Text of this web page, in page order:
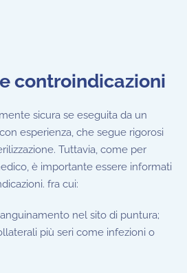
controindicazioni
sicura se eseguita da un
esperienza, che segue rigorosi
Tuttavia, come per
è importante essere informati
fra cui:
nel sito di puntura;
più seri come infezioni o